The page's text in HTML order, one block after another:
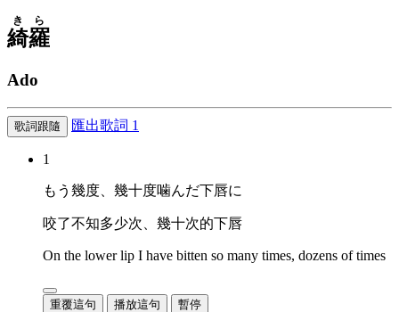
綺羅
きら
Ado
歌詞跟隨 匯出歌詞 1
1
もう幾度、幾十度噛んだ下唇に
咬了不知多少次、幾十次的下唇
On the lower lip I have bitten so many times, dozens of times
重覆這句 播放這句 暫停